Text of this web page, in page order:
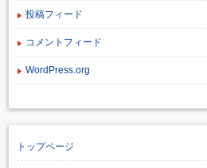
投稿フィード
コメントフィード
WordPress.org
トップページ